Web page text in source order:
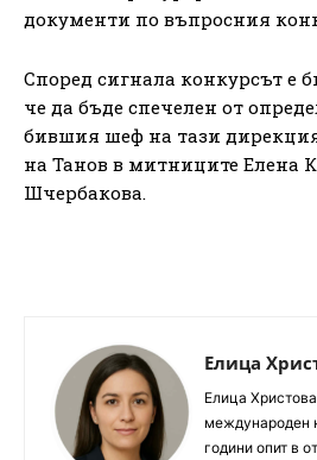
документи по въпросния
Според сигнала конкурсът е
че да бъде спечелен от
бившия шеф на тази
на Танов в митниците Елена
Шчербакова.
Елица
Елица
международен
години опит в